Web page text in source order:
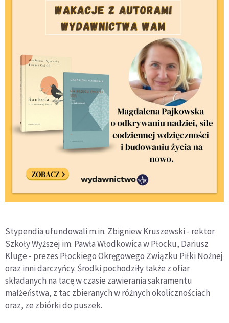
Stypendia ufundowali m.in. Zbigniew Kruszewski - rektor
Szkoły Wyższej im. Pawła Włodkowica w Płocku, Dariusz
Kluge - prezes Płockiego Okręgowego Związku Piłki Nożnej
oraz inni darczyńcy. Środki pochodziły także z ofiar
składanych na tacę w czasie zawierania sakramentu
małżeństwa, z tac zbieranych w różnych okolicznościach
oraz, ze zbiórki do puszek.